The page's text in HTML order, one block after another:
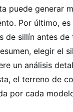
puede generar
Por último,
de sillín antes de
elegir el
un análisis
el terreno de
por cada